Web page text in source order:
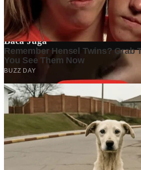
Tulis Komentar
Belum ada komentar. Jadilah yang pertama!
Baca Juga